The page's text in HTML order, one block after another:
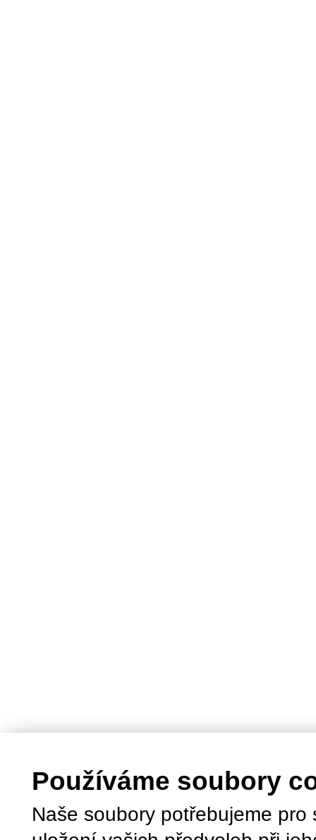
Používáme soubory
Naše soubory potřebujeme